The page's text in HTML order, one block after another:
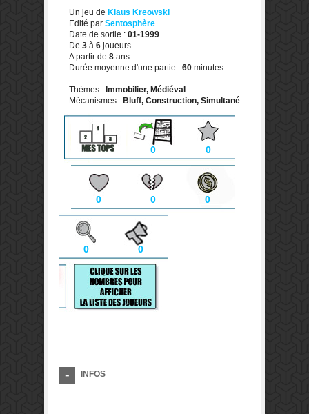
Un jeu de Klaus Kreowski
Edité par Sentosphère
Date de sortie : 01-1999
De 3 à 6 joueurs
A partir de 8 ans
Durée moyenne d'une partie : 60 minutes
Thèmes : Immobilier, Médiéval
Mécanismes : Bluff, Construction, Simultané
0 0
0 0 0
0 0
INFOS